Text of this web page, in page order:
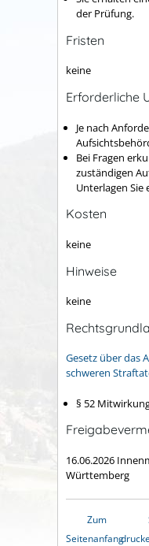
der Prüfung.
Fristen
keine
Erforderliche
Je nach
Bei Fragen
zuständigen
Unterlagen Sie
Kosten
keine
Hinweise
keine
Gesetz über das
schweren
§ 52
16.06.2026
Württemberg
Zum
Seitenanfang